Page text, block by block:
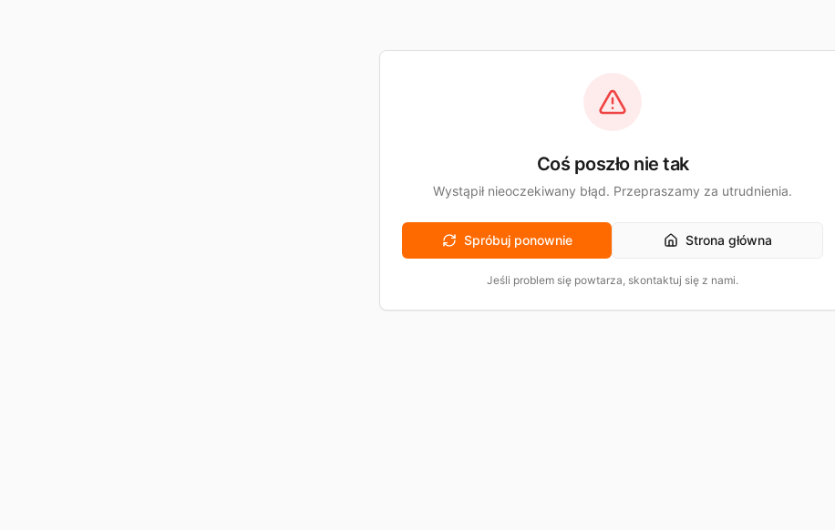
Coś poszło nie tak
Wystąpił nieoczekiwany błąd. Przepraszamy za utrudnienia.
Spróbuj ponownie Strona główna
Jeśli problem się powtarza, skontaktuj się z nami.